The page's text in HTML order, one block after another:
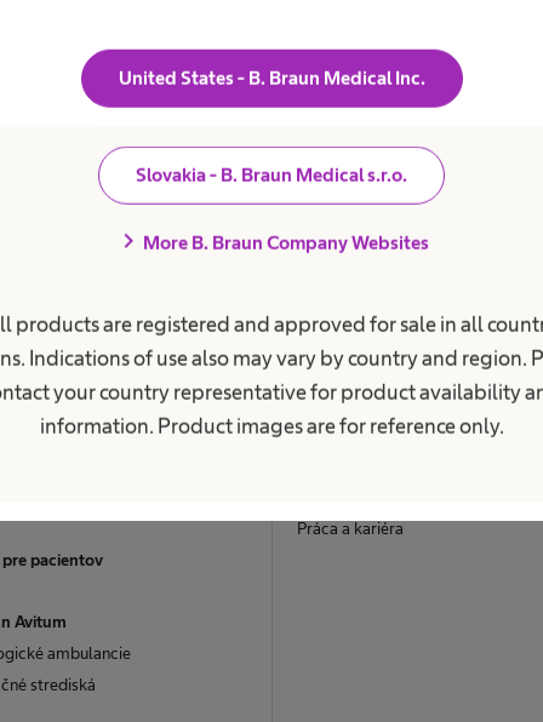
United States - B. Braun Medical Inc.
Slovakia - B. Braun Medical s.r.o.
chevron_right More B. Braun Company Websites
products are registered and approved for sale in all
Indications of use also may vary by country and region.
your country representative for product availability
information. Product images are for reference only.
o pacientov
pacientov
Avitum
ambulancie
strediská
Kariéra
Naša kultúra
Práca a kariéra